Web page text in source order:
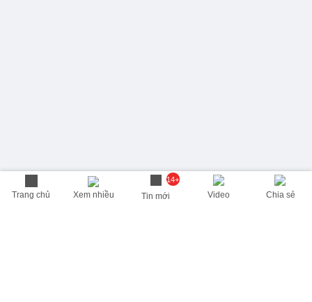
Trang chủ Xem nhiều
14+
Tin mới Video Chia sẻ